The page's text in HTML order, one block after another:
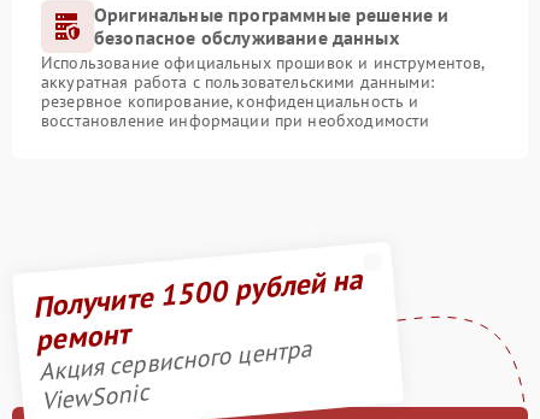
Оригинальные программные решение и
безопасное обслуживание данных
Использование официальных прошивок и инструментов,
аккуратная работа с пользовательскими данными:
резервное копирование, конфиденциальность и
восстановление информации при необходимости
Получите 1500 рублей на
ремонт
Акция сервисного центра
ViewSonic